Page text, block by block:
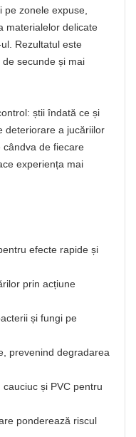
pe zonele expuse,
materialelor delicate
Rezultatul este
secunde și mai
știi îndată ce și
deteriorare a jucăriilor
de fiecare
experiența mai
efecte rapide și
prin acțiune
și fungi pe
prevenind degradarea
și PVC pentru
ponderează riscul